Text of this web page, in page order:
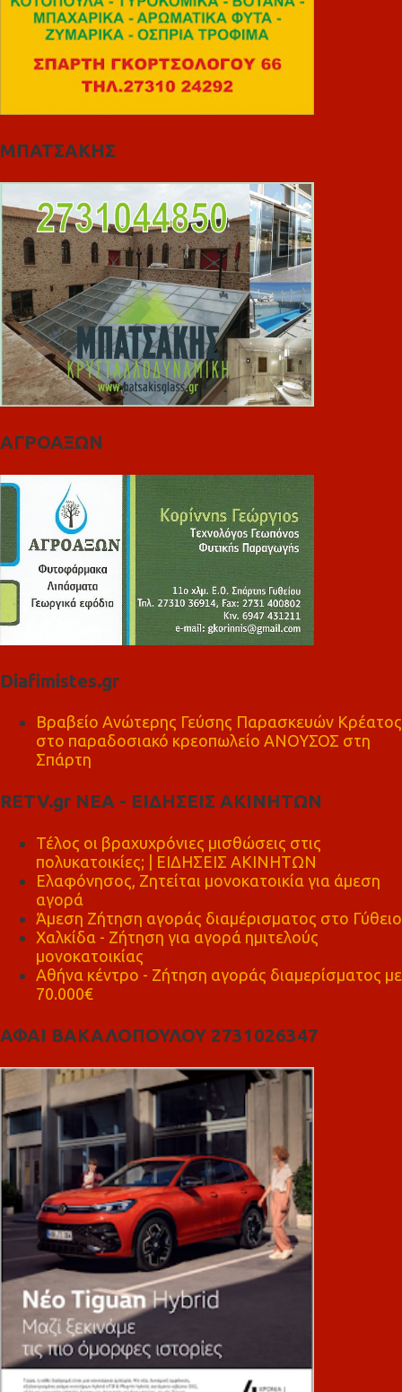
ΜΠΑΤΣΑΚΗΣ
ΑΓΡΟΑΞΩΝ
Diafimistes.gr
Βραβείο Ανώτερης Γεύσης Παρασκευών Κρέατος
στο παραδοσιακό κρεοπωλείο ΑΝΟΥΣΟΣ στη
Σπάρτη
RETV.gr ΝΕΑ - ΕΙΔΗΣΕΙΣ ΑΚΙΝΗΤΩΝ
Τέλος οι βραχυχρόνιες μισθώσεις στις
πολυκατοικίες; | ΕΙΔΗΣΕΙΣ ΑΚΙΝΗΤΩΝ
Ελαφόνησος, Ζητείται μονοκατοικία για άμεση
αγορά
Άμεση Ζήτηση αγοράς διαμέρισματος στο Γύθειο
Χαλκίδα - Ζήτηση για αγορά ημιτελούς
μονοκατοικίας
Αθήνα κέντρο - Ζήτηση αγοράς διαμερίσματος με
70.000€
ΑΦΑΙ ΒΑΚΑΛΟΠΟΥΛΟΥ 2731026347